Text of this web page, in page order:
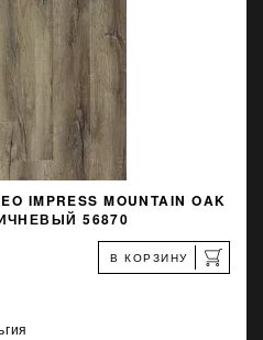
IMPRESS MOUNTAIN OAK
56870
В КОРЗИНУ